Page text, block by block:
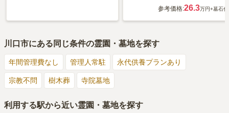
参考価格:26.3万円+墓石代
川口市にある同じ条件の霊園・墓地を探す
年間管理費なし 管理人常駐 永代供養プランあり
宗教不問 樹木葬 寺院墓地
利用する駅から近い霊園・墓地を探す